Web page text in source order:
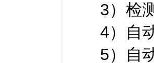
3）检测
4）自动
5）自动